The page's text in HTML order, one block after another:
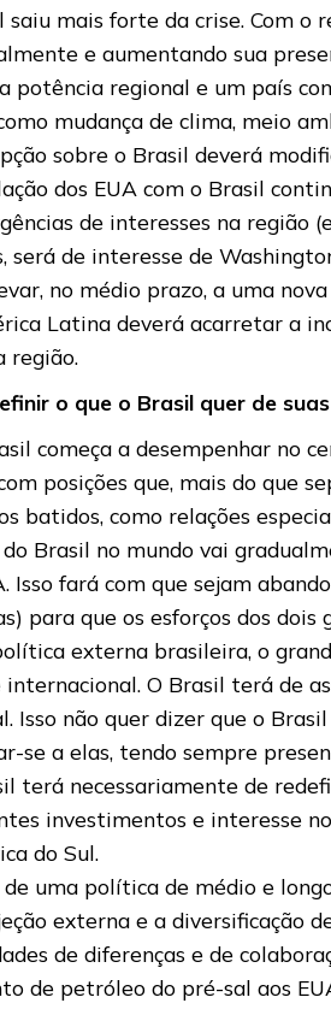
saiu mais forte da crise. Com
e aumentando sua
potência regional e um país
mudança de clima, meio
sobre o Brasil deverá
dos EUA com o Brasil
de interesses na região
será de interesse de
no médio prazo, a uma
Latina deverá acarretar a
região.
o que o Brasil quer de
começa a desempenhar no
posições que, mais do que
batidos, como relações
Brasil no mundo vai
Isso fará com que sejam
para que os esforços dos dois
externa brasileira, o
O Brasil terá de
Isso não quer dizer que o
se a elas, tendo sempre
terá necessariamente de
investimentos e interesse
do Sul.
uma política de médio e
externa e a diversificação
de diferenças e de
de petróleo do pré-sal aos